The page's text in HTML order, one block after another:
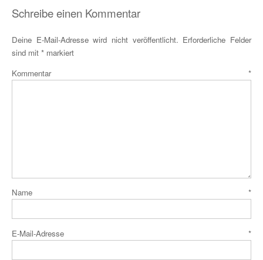
Schreibe einen Kommentar
Deine E-Mail-Adresse wird nicht veröffentlicht. Erforderliche Felder
sind mit * markiert
Kommentar *
Name *
E-Mail-Adresse *